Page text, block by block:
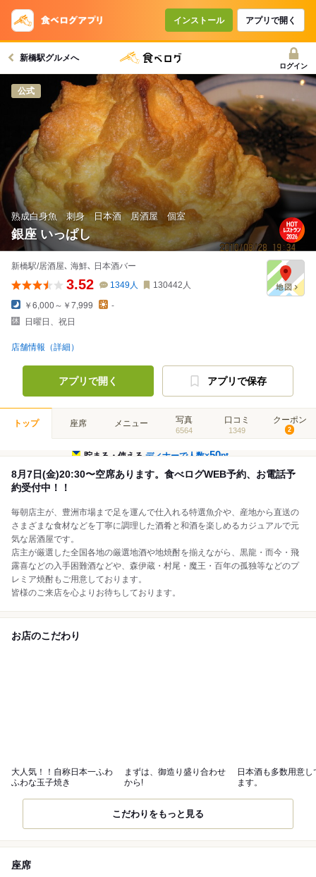
インストール アプリで開く
新橋駅グルメへ
ログイン
公式
熟成白身魚 刺身 日本酒 居酒屋 個室
銀座 いっぱし
新橋駅/居酒屋､ 海鮮､ 日本酒バー
3.52 1349人 130442 人
￥6,000～￥7,999
-
日曜日、祝日
店舗情報（詳細）
アプリで開く アプリで保存
トップ 座席 メニュー 写真
6564
口コミ
1349
クーポン
2
貯まる・使えるディナーで人数×50pt
8月7日(金)20:30〜空席あります。食べログWEB予約、お電話予
約受付中！！
毎朝店主が、豊洲市場まで足を運んで仕入れる特選魚介や、産地から直送の
さまざまな食材などを丁寧に調理した酒肴と和酒を楽しめるカジュアルで元
気な居酒屋です。
店主が厳選した全国各地の厳選地酒や地焼酎を揃えながら、黒龍・而今・飛
露喜などの入手困難酒などや、森伊蔵・村尾・魔王・百年の孤独等などのプ
レミア焼酎もご用意しております。
皆様のご来店を心よりお待ちしております。
お店のこだわり
大人気！！自称日本一ふわ
ふわな玉子焼き
まずは、御造り盛り合わせ
から!
日本酒も多数用意し
ます。
こだわりをもっと見る
座席
コースで使えるクーポン
戻る
クーポンを利用せず予約する